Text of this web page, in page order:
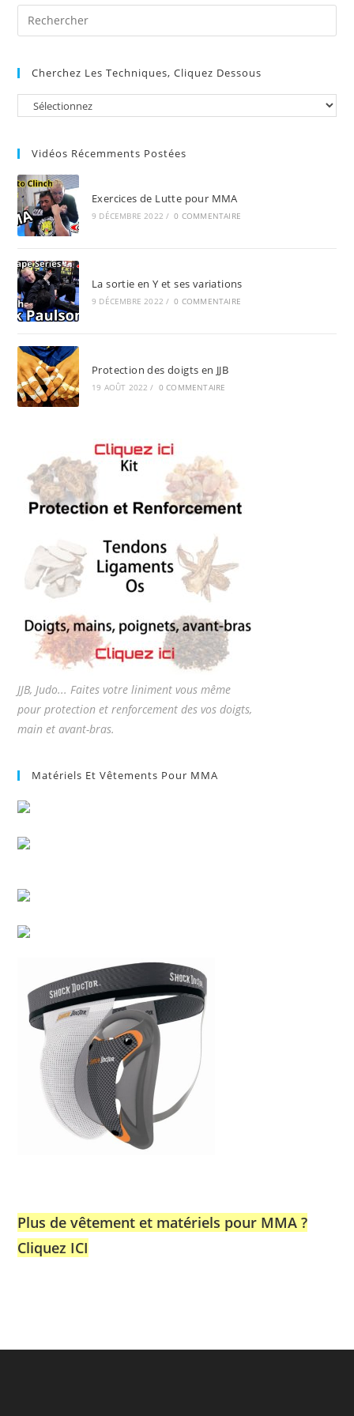
the
Cherchez Les Techniques, Cliquez Dessous
Vidéos Récemments Postées
Exercices de Lutte pour MMA
9 DÉCEMBRE 2022 / 0 COMMENTAIRE
La sortie en Y et ses variations
9 DÉCEMBRE 2022 / 0 COMMENTAIRE
Protection des doigts en JJB
19 AOÛT 2022 / 0 COMMENTAIRE
JJB, Judo... Faites votre liniment vous même
pour protection et renforcement des vos doigts,
main et avant-bras.
Matériels Et Vêtements Pour MMA
Plus de vêtement et matériels pour MMA ?
Cliquez ICI